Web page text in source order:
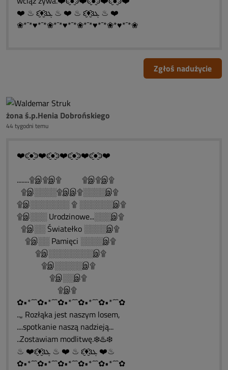
❤️ ♨ ԑ̮̑♦̮̑ɜܓ ♨ ❤️ ♨ ԑ̮̑♦̮̑ɜܓ ♨ ❤️
❀*¯*♥*¯*❀*¯*♥*¯*❀*¯*♥*¯*❀*♥*¯*❀
Zgłoś nadużycie
żona ś.p.Henia Dobrońskiego
44 tygodni temu
❤️ͼ̮̑●̮̑ͽ❤️ͼ̮̑●̮̑ͽ❤️ͼ̮̑●̮̑ͽ❤️ͼ̮̑●̮̑ͽ❤️
........۩இ۩இ۩ ۩இ۩இ۩
۩இ░░░░۩இஇ۩░░░░இ۩
۩இ░░░░░░░ ۩ ░░░░░░இ۩
۩இ░░░ Urodzinowe...░░░இ۩
۩இ░░ Światełko ░░░░இ۩
۩இ░░ Pamięci ░░░░இ۩
۩இ░░░░░░░░இ۩
۩இ░░░░░இ۩
۩இ░░இ۩
۩இ۩
✿•*´¯`✿•*´¯`✿•*´¯`✿•*´¯`✿•*´¯`✿
..„ Rozłąka jest naszym losem,
....spotkanie naszą nadzieją...
..Zostawiam modlitwę.❄️♨️❄️
♨ ❤️ԑ̮̑♦̮̑ɜܓ ♨ ❤️ ♨ ԑ̮̑♦̮̑ɜܓ ❤️♨
✿•*´¯`✿•*´¯`✿•*´¯`✿•*´¯`✿•*´¯`✿